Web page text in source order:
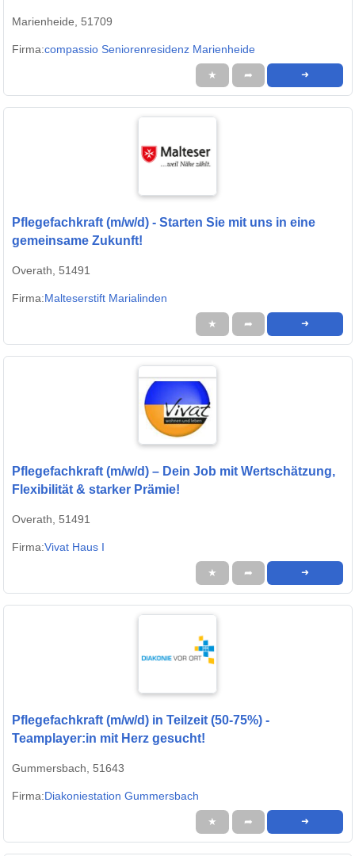
Marienheide, 51709
Firma:compassio Seniorenresidenz Marienheide
★ ➦ ➜
Pflegefachkraft (m/w/d) - Starten Sie mit uns in eine
gemeinsame Zukunft!
Overath, 51491
Firma:Malteserstift Marialinden
★ ➦ ➜
Pflegefachkraft (m/w/d) – Dein Job mit Wertschätzung,
Flexibilität & starker Prämie!
Overath, 51491
Firma:Vivat Haus I
★ ➦ ➜
Pflegefachkraft (m/w/d) in Teilzeit (50-75%) -
Teamplayer:in mit Herz gesucht!
Gummersbach, 51643
Firma:Diakoniestation Gummersbach
★ ➦ ➜